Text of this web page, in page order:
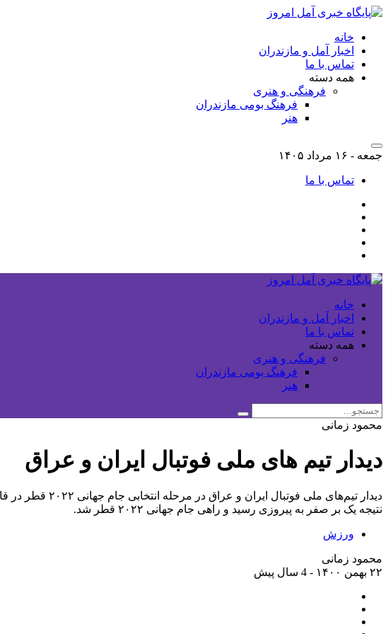
خانه
اخبار آمل و مازندران
تماس با ما
همه دسته
فرهنگی و هنری
فرهنگ بومی مازندران
هنر
جمعه - ۱۶ مرداد ۱۴۰۵
تماس با ما
خانه
اخبار آمل و مازندران
تماس با ما
همه دسته
فرهنگی و هنری
فرهنگ بومی مازندران
هنر
محمود زمانی
دیدار تیم های ملی فوتبال ایران و عراق
نتیجه یک بر صفر به پیروزی رسید و راهی جام جهانی ۲۰۲۲ قطر شد.
ورزش
محمود زمانی
۲۲ بهمن ۱۴۰۰ - 4 سال پیش